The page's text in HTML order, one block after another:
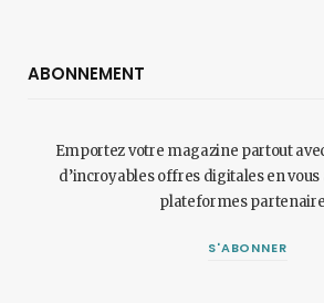
ABONNEMENT
Emportez votre magazine partout
d’incroyables offres digitales en
plateformes
S'ABONNER